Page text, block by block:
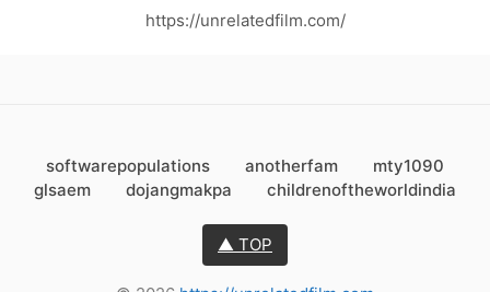
https://unrelatedfilm.com/
softwarepopulations anotherfam
mty1090
glsaem
dojangmakpa childrenoftheworldindia
▲ TOP